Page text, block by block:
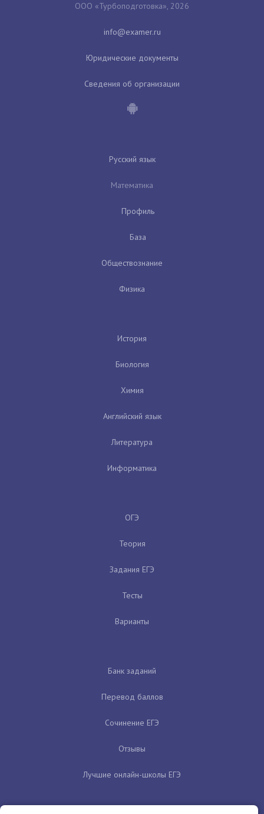
ООО «Турбоподготовка», 2026
Юридические документы
Сведения об организации
Русский язык
Математика
Профиль
База
Обществознание
Физика
История
Биология
Химия
Английский язык
Литература
Информатика
ОГЭ
Теория
Задания ЕГЭ
Тесты
Варианты
Банк заданий
Перевод баллов
Сочинение ЕГЭ
Отзывы
Лучшие онлайн-школы ЕГЭ